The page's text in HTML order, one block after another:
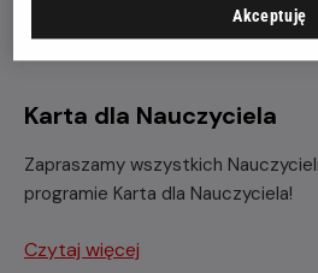
Karta dla Nauczyciela
Zapraszamy wszystkich
programie Karta dla Nauczyciela!
Czytaj więcej
Akceptuję